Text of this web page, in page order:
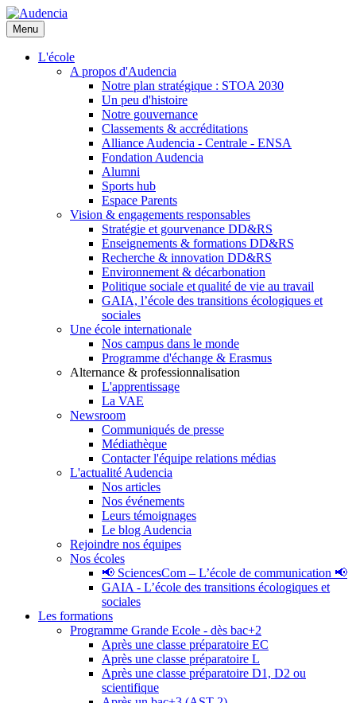
Aller
au
contenu
principal
Menu
L'école
A propos d'Audencia
Notre plan stratégique : STOA 2030
Un peu d'histoire
Notre gouvernance
Classements & accréditations
Alliance Audencia - Centrale - ENSA
Fondation Audencia
Alumni
Sports hub
Espace Parents
Vision & engagements responsables
Stratégie et gourvenance DD&RS
Enseignements & formations DD&RS
Recherche & innovation DD&RS
Environnement & décarbonation
Politique sociale et qualité de vie au travail
GAIA, l’école des transitions écologiques et
sociales
Une école internationale
Nos campus dans le monde
Programme d'échange & Erasmus
Alternance & professionnalisation
L'apprentissage
La VAE
Newsroom
Communiqués de presse
Médiathèque
Contacter l'équipe relations médias
L'actualité Audencia
Nos articles
Nos événements
Leurs témoignages
Le blog Audencia
Rejoindre nos équipes
Nos écoles
📢 SciencesCom – L’école de communication 📢
GAIA - L’école des transitions écologiques et
sociales
Les formations
Programme Grande Ecole - dès bac+2
Après une classe préparatoire EC
Après une classe préparatoire L
Après une classe préparatoire D1, D2 ou
scientifique